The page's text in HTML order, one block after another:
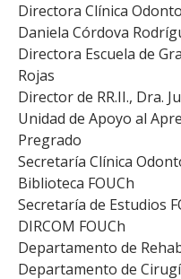
Directora Clínica
Daniela Córdova
Directora Escuela de
Rojas
Director de RR.II., Dra.
Unidad de Apoyo al
Pregrado
Secretaría Clínica
Biblioteca FOUCh
Secretaría de Estudios
DIRCOM FOUCh
Departamento de
Departamento de